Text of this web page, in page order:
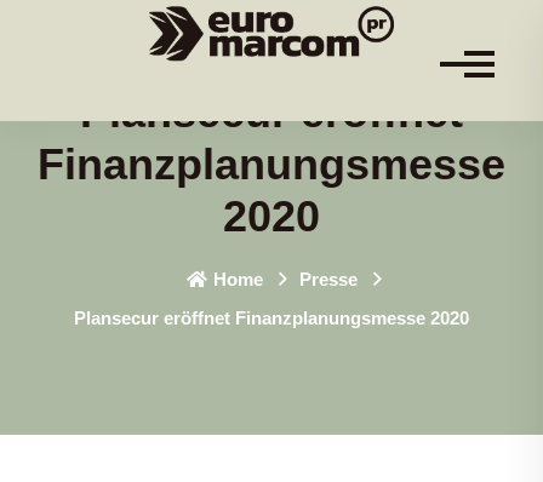
Plansecur eröffnet
Finanzplanungsmesse
2020
Home
Presse
Plansecur eröffnet Finanzplanungsmesse 2020